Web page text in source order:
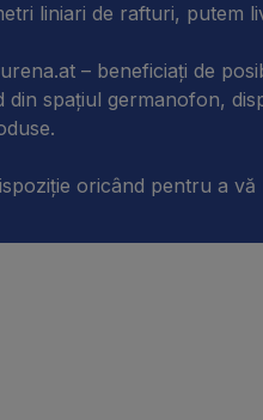
liniari de rafturi, putem
– beneficiați de
spațiul germanofon,
oricând pentru a vă